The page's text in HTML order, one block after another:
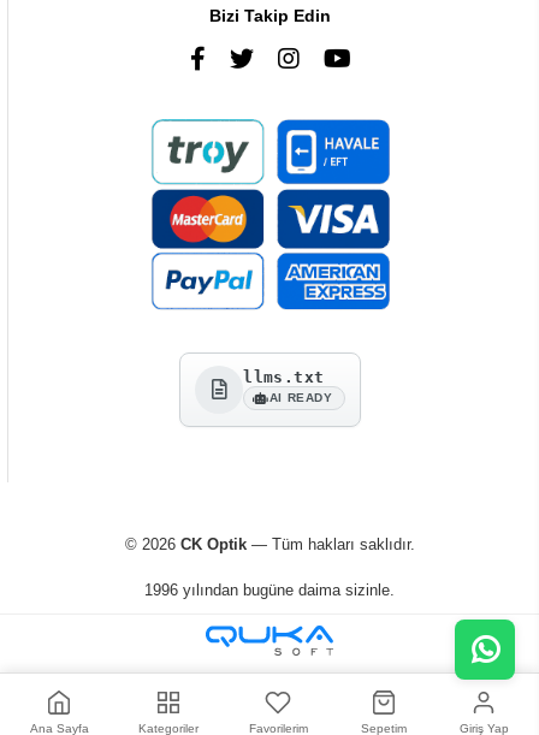
Bizi Takip Edin
llms.txt
AI READY
© 2026 CK Optik— Tüm hakları saklıdır.
1996 yılından bugüne daima sizinle.
Ana Sayfa Kategoriler Favorilerim Sepetim Giriş Yap